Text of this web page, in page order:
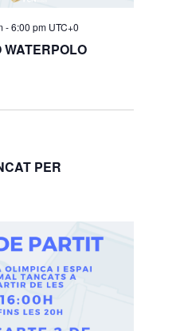
WATERPOLO
-6:00 pm UTC+0
PER